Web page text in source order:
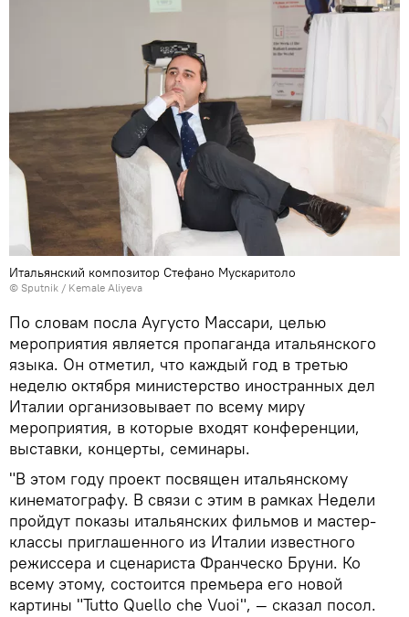
Итальянский композитор Стефано Мускаритоло
© Sputnik / Kemale Aliyeva
По словам посла Аугусто Массари, целью
мероприятия является пропаганда итальянского
языка. Он отметил, что каждый год в третью
неделю октября министерство иностранных дел
Италии организовывает по всему миру
мероприятия, в которые входят конференции,
выставки, концерты, семинары.
"В этом году проект посвящен итальянскому
кинематографу. В связи с этим в рамках Недели
пройдут показы итальянских фильмов и мастер-
классы приглашенного из Италии известного
режиссера и сценариста Франческо Бруни. Ко
всему этому, состоится премьера его новой
картины "Tutto Quello che Vuoi", — сказал посол.